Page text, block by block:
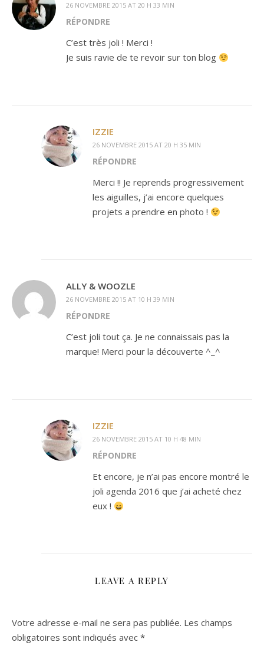
26 NOVEMBRE 2015 AT 20 H 33 MIN
RÉPONDRE
C’est très joli ! Merci !
Je suis ravie de te revoir sur ton blog
IZZIE
26 NOVEMBRE 2015 AT 20 H 35 MIN
RÉPONDRE
Merci !! Je reprends progressivement
les aiguilles, j’ai encore quelques
projets a prendre en photo !
ALLY & WOOZLE
26 NOVEMBRE 2015 AT 10 H 39 MIN
RÉPONDRE
C’est joli tout ça. Je ne connaissais pas la
marque! Merci pour la découverte ^_^
IZZIE
26 NOVEMBRE 2015 AT 10 H 48 MIN
RÉPONDRE
Et encore, je n’ai pas encore montré le
joli agenda 2016 que j’ai acheté chez
eux !
LEAVE A REPLY
Votre adresse e-mail ne sera pas publiée. Les champs
obligatoires sont indiqués avec *